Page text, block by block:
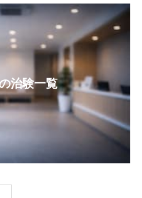
治験一覧